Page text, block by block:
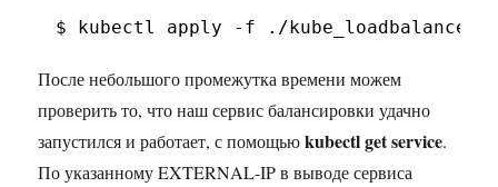
$ kubectl apply -f . /kube_loadbalancer
После небольшого промежутка времени можем
проверить то, что наш сервис балансировки удачно
запустился и работает, с помощьюkubectl get service.
По указанному EXTERNAL-IP в выводе сервиса